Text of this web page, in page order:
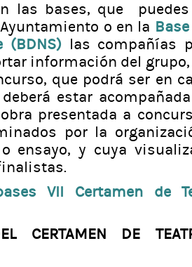
las bases, que
o en la
(BDNS) las compañías
información del
que podrá ser en
estar
presentada a
por la
ensayo, y cuya
VII Certamen de
CERTAMEN DE